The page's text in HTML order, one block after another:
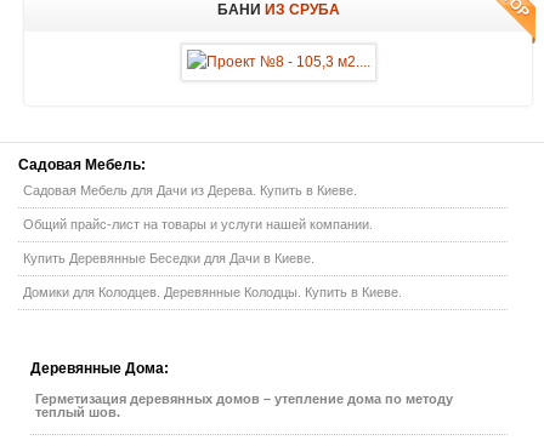
БАНИ ИЗ СРУБА
Садовая Мебель:
Садовая Мебель для Дачи из Дерева. Купить в Киеве.
Общий прайс-лист на товары и услуги нашей компании.
Купить Деревянные Беседки для Дачи в Киеве.
Домики для Колодцев. Деревянные Колодцы. Купить в Киеве.
Деревянные Дома:
Герметизация деревянных домов – утепление дома по методу
теплый шов.